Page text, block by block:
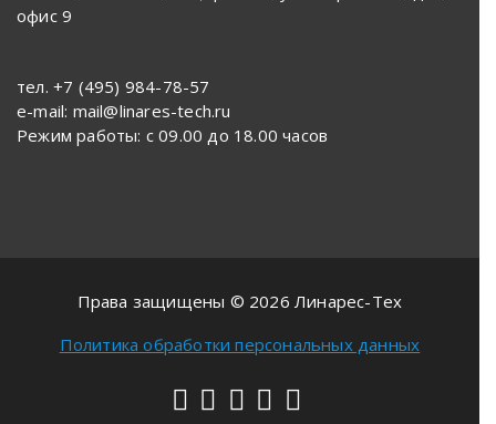
офис 9
тел. +7 (495) 984-78-57
e-mail: mail@linares-tech.ru
Режим работы: с 09.00 до 18.00 часов
Права защищены © 2026 Линарес-Тех
Политика обработки персональных данных